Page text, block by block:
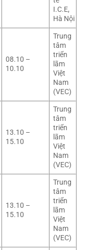
I.C.E,
Hà Nội
08.10 –
10.10
Trung
tâm
triển
lãm
Việt
Nam
(VEC)
13.10 –
15.10
Trung
tâm
triển
lãm
Việt
Nam
(VEC)
13.10 –
15.10
Trung
tâm
triển
lãm
Việt
Nam
(VEC)